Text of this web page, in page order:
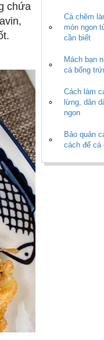
Cá chẽm
món ngon
cần biết
Mách bạn
cá bống
Cách làm
lừng, dân
ngon
Bảo quản
cách để
chứa